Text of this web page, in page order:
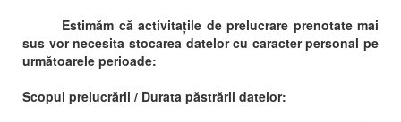
Estimăm că activitațile de prelucrare prenotate mai
sus vor necesita stocarea datelor cu caracter personal pe
următoarele perioade:
Scopul prelucrării / Durata păstrării datelor: